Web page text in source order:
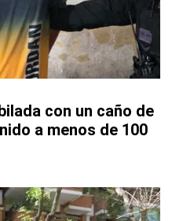
con un caño de
a menos de 100